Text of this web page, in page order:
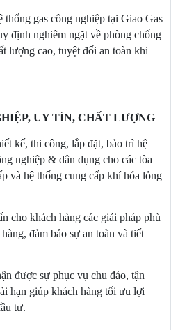
thống gas công nghiệp tại Giao Gas
định nghiêm ngặt về phòng chống
lượng cao, tuyệt đối an toàn khi
UY TÍN, CHẤT LƯỢNG
kế, thi công, lắp đặt, bảo trì hệ
nghiệp & dân dụng cho các tòa
và hệ thống cung cấp khí hóa lỏng
cho khách hàng các giải pháp phù
đảm bảo sự an toàn và tiết
được sự phục vụ chu đáo, tận
hạn giúp khách hàng tối ưu lợi
tư.